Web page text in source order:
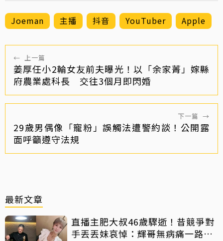
Joeman 主播 抖音 YouTuber Apple
← 上一篇
姜厚任小2輪女友前夫曝光！以「余家菁」嫁縣
府農業處科長 交往3個月即閃婚
下一篇 →
29歲男偶像「寵粉」誤觸法遭警約談！公開露
面呼籲遵守法規
最新文章
直播主肥大叔46歲驟逝！昔競爭對
手丟丟妹哀悼：輝哥無病痛一路好